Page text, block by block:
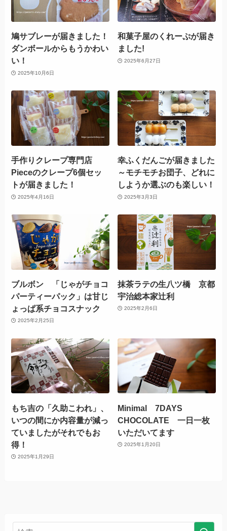
鳩サブレーが届きました！
ダンボールからもうかわい
い！
2025年10月6日
和菓子屋のくれーぷが届き
ました!
2025年6月27日
手作りクレープ専門店
Pieceのクレープ6個セッ
トが届きました！
2025年4月16日
幸ふくだんごが届きました
～モチモチお団子、どれに
しようか選ぶのも楽しい！
2025年3月3日
ブルボン 「じゃがチョコ
パーティーパック」は甘じ
ょっぱ系チョコスナック
2025年2月25日
抹茶ラテの生八ツ橋 京都
宇治総本家辻利
2025年2月6日
もち吉の「久助こわれ」、
いつの間にか内容量が減っ
ていましたがそれでもお
得！
2025年1月29日
Minimal 7DAYS
CHOCOLATE 一日一枚
いただいてます
2025年1月20日